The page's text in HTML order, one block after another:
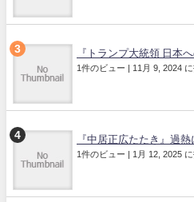
『トランプ大統領 日本
1件のビュー | 11月 9, 2024
『中居正広たたき』過
1件のビュー | 1月 12, 2025